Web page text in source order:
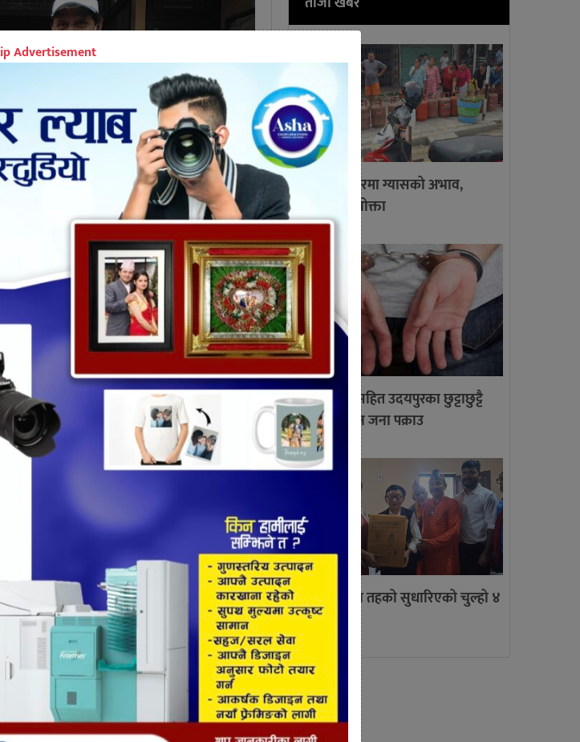
विभिन्न पहलहरु भैरहेका छन्। संक्रमणलाई
सहयोग गरेको छ। स्यानिटाईजर निर्माण
छ ।
हाईपोक्लोराईट आज जिल्ला जनस्वास्थ्य
नगरका सभापति सरोज बस्नेतले जानकारी दिए।
गाईघाट बजारमा ग्यासको अभाव,
लाइनमा उपभोक्ता
लागु औषध सहित उदयपुरका छुट्टाछुट्टै
स्थानबाट तीन जना पक्राउ
त्रियुगामा तिन तहको सुधारिएको चुल्हो ४
सय वितरण
Advertisement